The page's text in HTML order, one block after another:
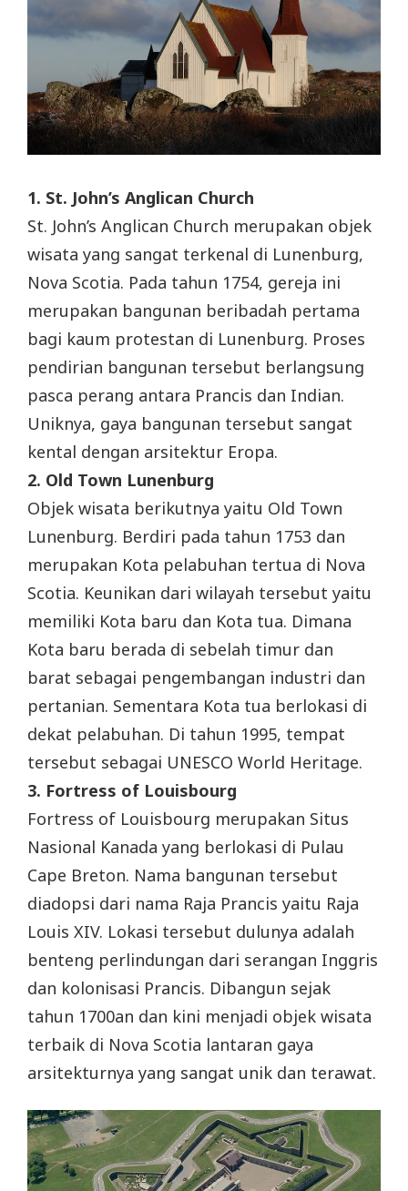
1. St. John’s Anglican Church
St. John’s Anglican Church merupakan objek
wisata yang sangat terkenal di Lunenburg,
Nova Scotia. Pada tahun 1754, gereja ini
merupakan bangunan beribadah pertama
bagi kaum protestan di Lunenburg. Proses
pendirian bangunan tersebut berlangsung
pasca perang antara Prancis dan Indian.
Uniknya, gaya bangunan tersebut sangat
kental dengan arsitektur Eropa.
2. Old Town Lunenburg
Objek wisata berikutnya yaitu Old Town
Lunenburg. Berdiri pada tahun 1753 dan
merupakan Kota pelabuhan tertua di Nova
Scotia. Keunikan dari wilayah tersebut yaitu
memiliki Kota baru dan Kota tua. Dimana
Kota baru berada di sebelah timur dan
barat sebagai pengembangan industri dan
pertanian. Sementara Kota tua berlokasi di
dekat pelabuhan. Di tahun 1995, tempat
tersebut sebagai UNESCO World Heritage.
3. Fortress of Louisbourg
Fortress of Louisbourg merupakan Situs
Nasional Kanada yang berlokasi di Pulau
Cape Breton. Nama bangunan tersebut
diadopsi dari nama Raja Prancis yaitu Raja
Louis XIV. Lokasi tersebut dulunya adalah
benteng perlindungan dari serangan Inggris
dan kolonisasi Prancis. Dibangun sejak
tahun 1700an dan kini menjadi objek wisata
terbaik di Nova Scotia lantaran gaya
arsitekturnya yang sangat unik dan terawat.